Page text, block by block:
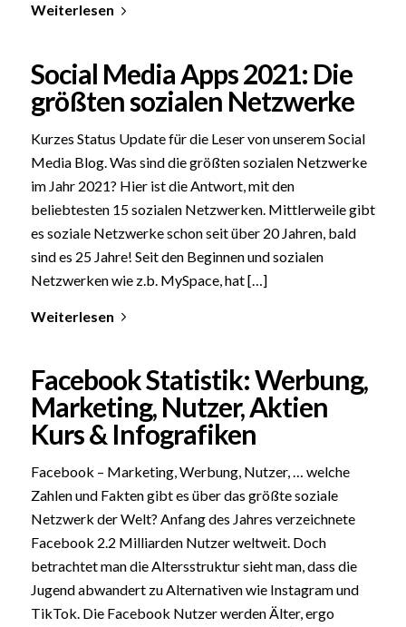
Weiterlesen
Social Media Apps 2021: Die
größten sozialen Netzwerke
Kurzes Status Update für die Leser von unserem Social
Media Blog. Was sind die größten sozialen Netzwerke
im Jahr 2021? Hier ist die Antwort, mit den
beliebtesten 15 sozialen Netzwerken. Mittlerweile gibt
es soziale Netzwerke schon seit über 20 Jahren, bald
sind es 25 Jahre! Seit den Beginnen und sozialen
Netzwerken wie z.b. MySpace, hat […]
Weiterlesen
Facebook Statistik: Werbung,
Marketing, Nutzer, Aktien
Kurs & Infografiken
Facebook – Marketing, Werbung, Nutzer, … welche
Zahlen und Fakten gibt es über das größte soziale
Netzwerk der Welt? Anfang des Jahres verzeichnete
Facebook 2.2 Milliarden Nutzer weltweit. Doch
betrachtet man die Altersstruktur sieht man, dass die
Jugend abwandert zu Alternativen wie Instagram und
TikTok. Die Facebook Nutzer werden Älter, ergo